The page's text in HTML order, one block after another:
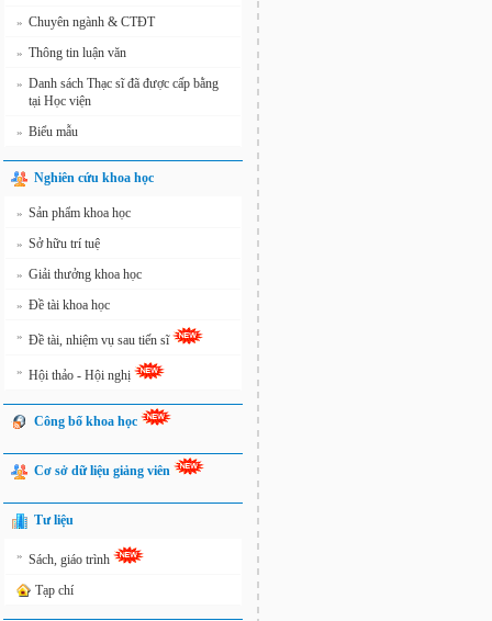
» Chuyên ngành & CTĐT
» Thông tin luận văn
» Danh sách Thạc sĩ đã được cấp bằng
tại Học viện
» Biểu mẫu
Nghiên cứu khoa học
» Sản phẩm khoa học
» Sở hữu trí tuệ
» Giải thưởng khoa học
» Đề tài khoa học
» Đề tài, nhiệm vụ sau tiến sĩ
» Hội thảo - Hội nghị
Công bố khoa học
Cơ sở dữ liệu giảng viên
Tư liệu
» Sách, giáo trình
Tạp chí